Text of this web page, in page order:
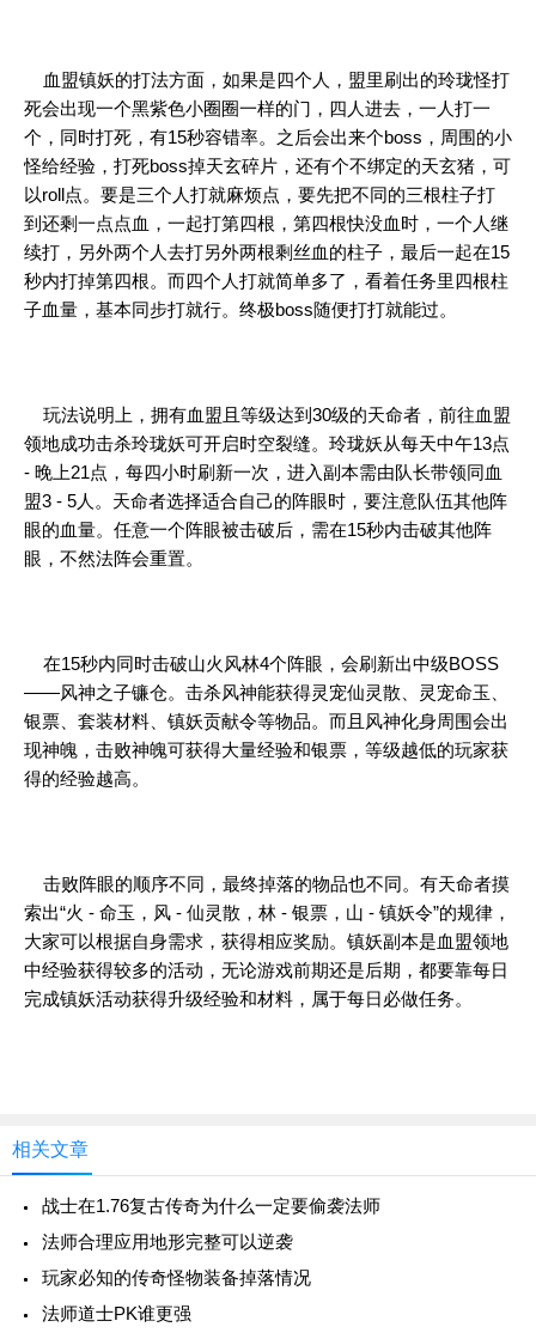
血盟镇妖的打法方面，如果是四个人，盟里刷出的玲珑怪打
死会出现一个黑紫色小圈圈一样的门，四人进去，一人打一
个，同时打死，有15秒容错率。之后会出来个boss，周围的小
怪给经验，打死boss掉天玄碎片，还有个不绑定的天玄猪，可
以roll点。要是三个人打就麻烦点，要先把不同的三根柱子打
到还剩一点点血，一起打第四根，第四根快没血时，一个人继
续打，另外两个人去打另外两根剩丝血的柱子，最后一起在15
秒内打掉第四根。而四个人打就简单多了，看着任务里四根柱
子血量，基本同步打就行。终极boss随便打打就能过。
玩法说明上，拥有血盟且等级达到30级的天命者，前往血盟
领地成功击杀玲珑妖可开启时空裂缝。玲珑妖从每天中午13点
- 晚上21点，每四小时刷新一次，进入副本需由队长带领同血
盟3 - 5人。天命者选择适合自己的阵眼时，要注意队伍其他阵
眼的血量。任意一个阵眼被击破后，需在15秒内击破其他阵
眼，不然法阵会重置。
在15秒内同时击破山火风林4个阵眼，会刷新出中级BOSS
——风神之子镰仓。击杀风神能获得灵宠仙灵散、灵宠命玉、
银票、套装材料、镇妖贡献令等物品。而且风神化身周围会出
现神魄，击败神魄可获得大量经验和银票，等级越低的玩家获
得的经验越高。
击败阵眼的顺序不同，最终掉落的物品也不同。有天命者摸
索出“火 - 命玉，风 - 仙灵散，林 - 银票，山 - 镇妖令”的规律，
大家可以根据自身需求，获得相应奖励。镇妖副本是血盟领地
中经验获得较多的活动，无论游戏前期还是后期，都要靠每日
完成镇妖活动获得升级经验和材料，属于每日必做任务。
相关文章
战士在1.76复古传奇为什么一定要偷袭法师
法师合理应用地形完整可以逆袭
玩家必知的传奇怪物装备掉落情况
法师道士PK谁更强